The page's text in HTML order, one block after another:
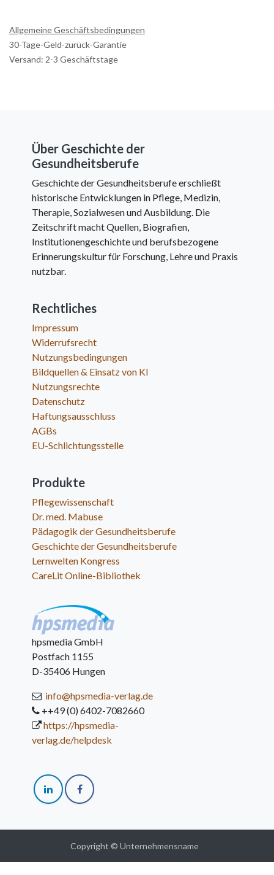
Allgemeine Geschäftsbedingungen
30-Tage-Geld-zurück-Garantie
Versand: 2-3 Geschäftstage
Über Geschichte der
Gesundheitsberufe
Geschichte der Gesundheitsberufe erschließt
historische Entwicklungen in Pflege, Medizin,
Therapie, Sozialwesen und Ausbildung. Die
Zeitschrift macht Quellen, Biografien,
Institutionengeschichte und berufsbezogene
Erinnerungskultur für Forschung, Lehre und Praxis
nutzbar.
Rechtliches
Impressum
Widerrufsrecht
Nutzungsbedingungen
Bildquellen & Einsatz von KI
Nutzungsrechte
Datenschutz
Haftungsausschluss
AGBs
EU-Schlichtungsstelle
Produkte
Pflegewissenschaft
Dr. med. Mabuse
Pädagogik der Gesundheitsberufe
Geschichte der Gesundheitsberufe
Lernwelten Kongress
CareLit Online-Bibliothek
hpsmedia GmbH
Postfach 1155
D-35406 Hungen
info@hpsmedia-verlag.de
++49 (0) 6402-7082660
https://hpsmedia-
verlag.de/helpdesk
Copyright © Unternehmensname